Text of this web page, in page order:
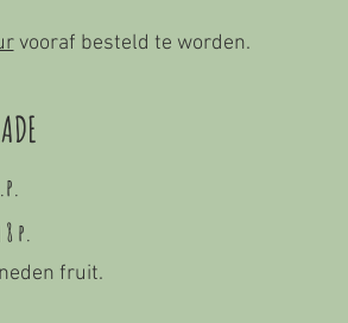
vooraf besteld te worden.
p.
fruit.